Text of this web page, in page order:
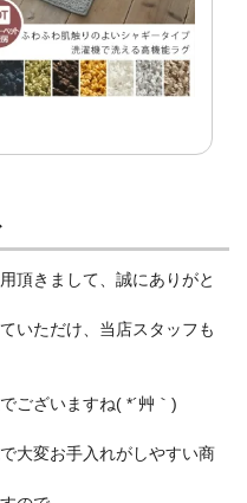
頂きまして、誠にありがと
いただけ、当店スタッフも
ございますね( *´艸｀)
大変お手入れがしやすい商